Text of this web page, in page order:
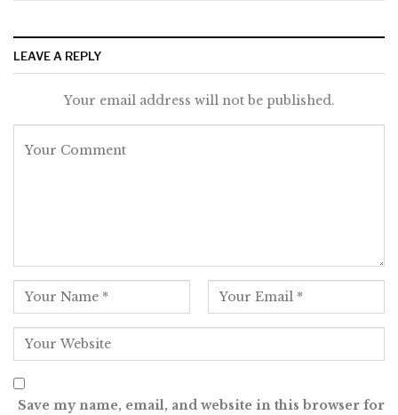
LEAVE A REPLY
Your email address will not be published.
Save my name, email, and website in this browser for